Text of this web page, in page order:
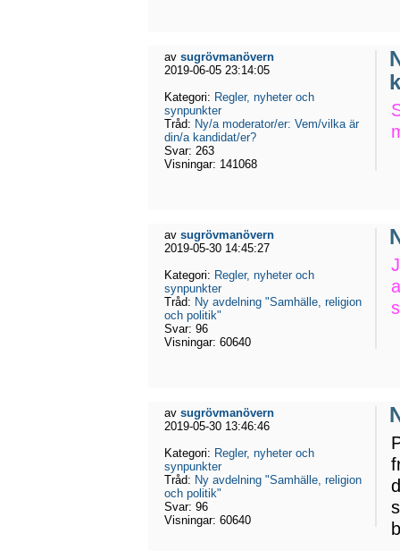
av sugrövmanövern
2019-06-05 23:14:05
Kategori: Regler, nyheter och
synpunkter
Tråd: Ny/a moderator/er: Vem/vilka är
din/a kandidat/er?
Svar: 263
Visningar: 141068
av sugrövmanövern
2019-05-30 14:45:27
Kategori: Regler, nyheter och
synpunkter
Tråd: Ny avdelning "Samhälle, religion
och politik"
Svar: 96
Visningar: 60640
av sugrövmanövern
2019-05-30 13:46:46
Kategori: Regler, nyheter och
synpunkter
Tråd: Ny avdelning "Samhälle, religion
och politik"
Svar: 96
Visningar: 60640